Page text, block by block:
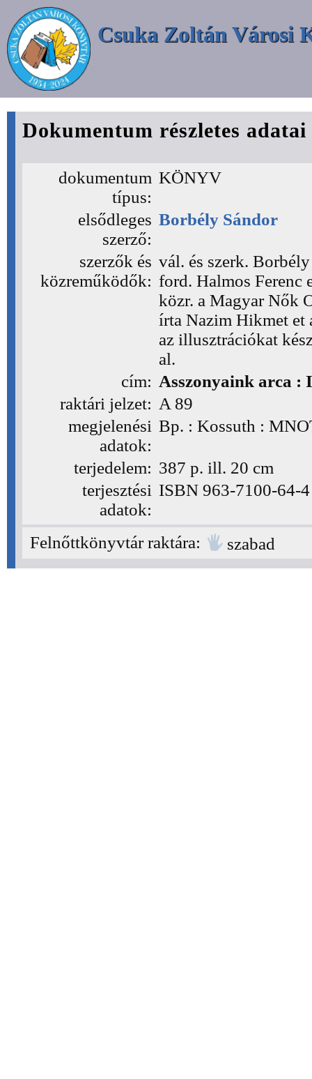
Csuka Zoltán Városi
Dokumentum részletes adatai
dokumentum
típus:
KÖNYV
elsődleges
szerző:
Borbély Sándor
szerzők és
közreműködők:
vál. és szerk.
ford. Halmos Ferenc
közr. a Magyar Nők
írta Nazim Hikmet et
az illusztrációkat
al.
cím: Asszonyaink arca :
raktári jelzet: A 89
megjelenési
adatok:
Bp. : Kossuth :
terjedelem: 387 p. ill. 20 cm
terjesztési
adatok:
ISBN 963-7100-64-
Felnőttkönyvtár raktára: szabad